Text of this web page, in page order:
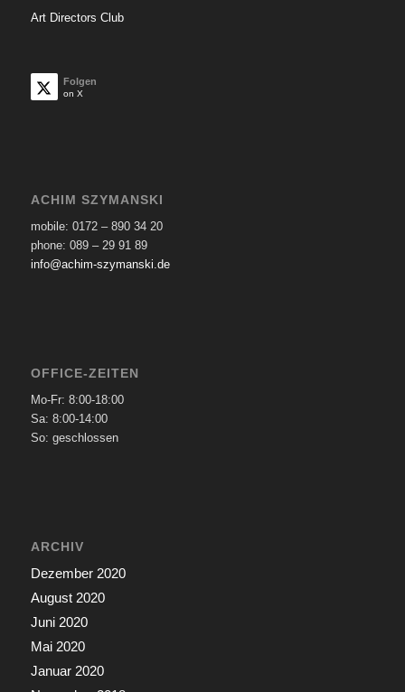
Art Directors Club
Folgen
on X
ACHIM SZYMANSKI
mobile: 0172 – 890 34 20
phone: 089 – 29 91 89
info@achim-szymanski.de
OFFICE-ZEITEN
Mo-Fr: 8:00-18:00
Sa: 8:00-14:00
So: geschlossen
ARCHIV
Dezember 2020
August 2020
Juni 2020
Mai 2020
Januar 2020